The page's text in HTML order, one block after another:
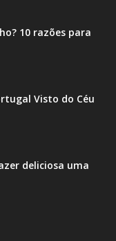
10 razões para
Visto do Céu
deliciosa uma